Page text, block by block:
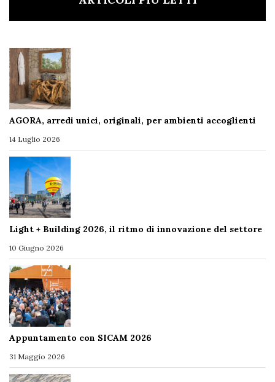
AGORA, arredi unici, originali, per ambienti accoglienti
14 Luglio 2026
Light + Building 2026, il ritmo di innovazione del settore
10 Giugno 2026
Appuntamento con SICAM 2026
31 Maggio 2026